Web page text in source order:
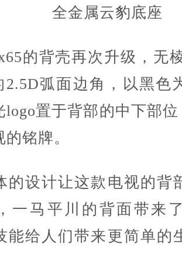
全金属云豹底座
的背壳再次升级，无
2.5D弧面边角，以黑色
logo置于背部的中下部
铭牌。
设计让这款电视的背
一马平川的背面带来
能给人们带来更简单的